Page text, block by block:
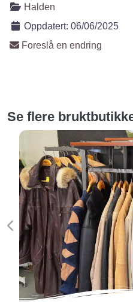
Halden
Oppdatert: 06/06/2025
Foreslå en endring
Se flere
Forige